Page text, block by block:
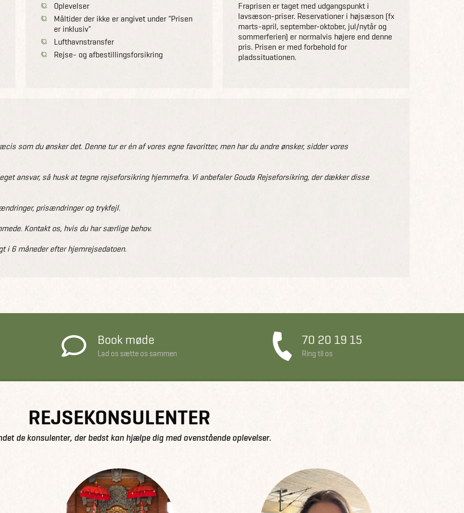
Oplevelser
Måltider der ikke er angivet under "Prisen
er inklusiv"
Lufthavnstransfer
Rejse- og afbestillingsforsikring
Fraprisen er taget med udgangspunkt i
lavsæson-priser. Reservationer i højsæson (fx
marts-april, september-oktober, jul/nytår og
sommerferien) er normalvis højere end denne
pris. Prisen er med forbehold for
pladssituationen.
som du ønsker det. Denne tur er én af vores egne favoritter, men har du andre ønsker, sidder vores
ansvar, så husk at tegne rejseforsikring hjemmefra. Vi anbefaler Gouda Rejseforsikring, der dækker disse
prisændringer og trykfejl.
Kontakt os, hvis du har særlige behov.
i 6 måneder efter hjemrejsedatoen.
Book møde
Lad os sætte os sammen
70 20 19 15
Ring til os
REJSEKONSULENTER
de konsulenter, der bedst kan hjælpe dig med ovenstående oplevelser.